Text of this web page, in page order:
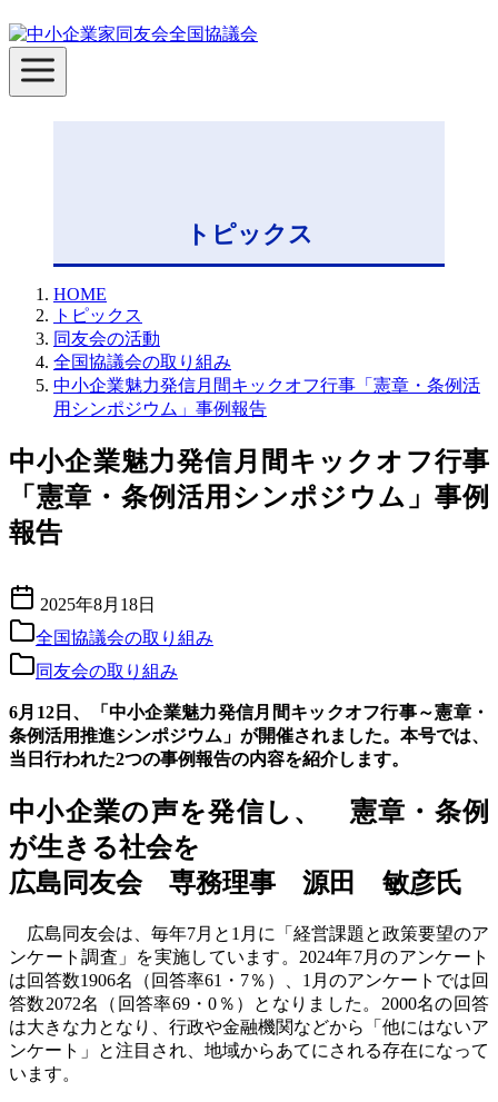
コ
ン
テ
ン
トピックス
HOME
トピックス
同友会の活動
全国協議会の取り組み
中小企業魅力発信月間キックオフ行事「憲章・条例活
用シンポジウム」事例報告
中小企業魅力発信月間キックオフ行事
「憲章・条例活用シンポジウム」事例
報告
2025年8月18日
全国協議会の取り組み
同友会の取り組み
6月12日、「中小企業魅力発信月間キックオフ行事～憲章・
条例活用推進シンポジウム」が開催されました。本号では、
当日行われた2つの事例報告の内容を紹介します。
中小企業の声を発信し、 憲章・条例
が生きる社会を
広島同友会 専務理事 源田 敏彦氏
広島同友会は、毎年7月と1月に「経営課題と政策要望のア
ンケート調査」を実施しています。2024年7月のアンケート
は回答数1906名（回答率61・7％）、1月のアンケートでは回
答数2072名（回答率69・0％）となりました。2000名の回答
は大きな力となり、行政や金融機関などから「他にはないア
ンケート」と注目され、地域からあてにされる存在になって
います。